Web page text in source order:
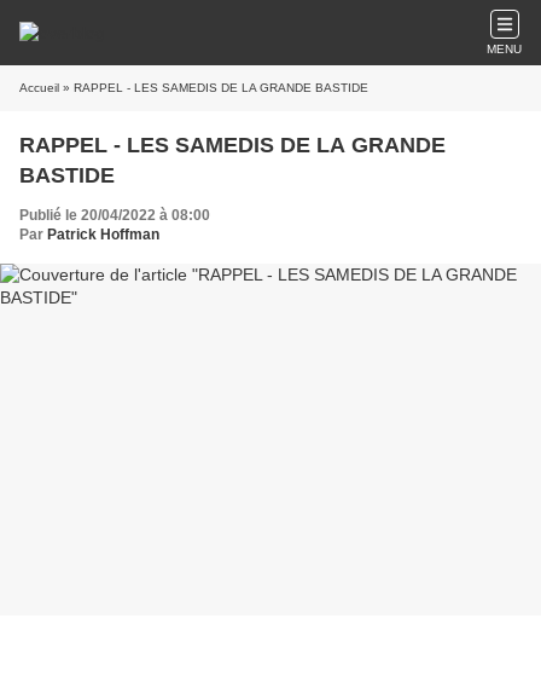
MENU
Accueil » RAPPEL - LES SAMEDIS DE LA GRANDE BASTIDE
RAPPEL - LES SAMEDIS DE LA GRANDE
BASTIDE
Publié le 20/04/2022 à 08:00
Par Patrick Hoffman